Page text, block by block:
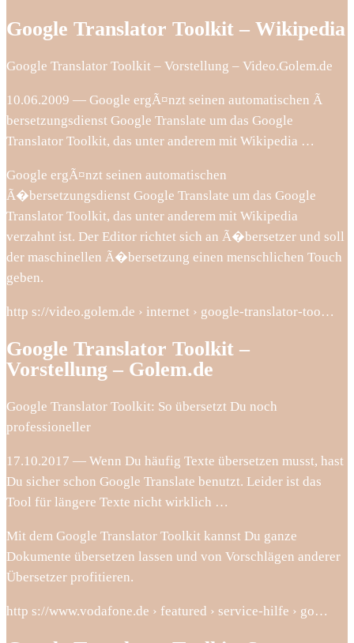
Google Translator Toolkit – Wikipedia
Google Translator Toolkit – Vorstellung – Video.Golem.de
10.06.2009 — Google ergÃ¤nzt seinen automatischen Ã
bersetzungsdienst Google Translate um das Google
Translator Toolkit, das unter anderem mit Wikipedia …
Google ergÃ¤nzt seinen automatischen
Ã�bersetzungsdienst Google Translate um das Google
Translator Toolkit, das unter anderem mit Wikipedia
verzahnt ist. Der Editor richtet sich an Ã�bersetzer und soll
der maschinellen Ã�bersetzung einen menschlichen Touch
geben.
http s://video.golem.de › internet › google-translator-too…
Google Translator Toolkit –
Vorstellung – Golem.de
Google Translator Toolkit: So übersetzt Du noch
professioneller
17.10.2017 — Wenn Du häufig Texte übersetzen musst, hast
Du sicher schon Google Translate benutzt. Leider ist das
Tool für längere Texte nicht wirklich …
Mit dem Google Translator Toolkit kannst Du ganze
Dokumente übersetzen lassen und von Vorschlägen anderer
Übersetzer profitieren.
http s://www.vodafone.de › featured › service-hilfe › go…